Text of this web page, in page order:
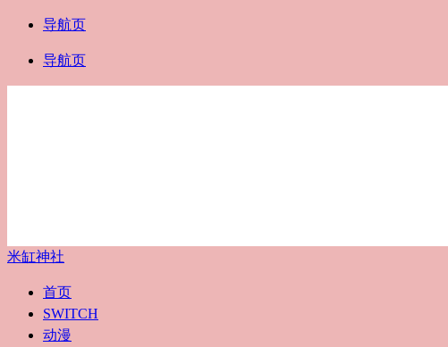
导航页
导航页
米缸神社
首页
SWITCH
动漫